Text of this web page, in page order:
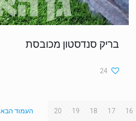
בריק סנדסטון מכובסת
24
16
17
18
19
20 העמוד הבא